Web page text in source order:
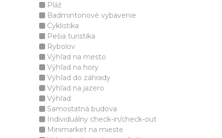
Pláž
Badmintonové vybavenie
Cyklistika
Pešia turistika
Rybolov
Výhľad na mesto
Výhľad na hory
Výhľad do záhrady
Výhľad na jazero
Výhľad
Samostatná budova
Individuálny check-in/check-out
Minimarket na mieste